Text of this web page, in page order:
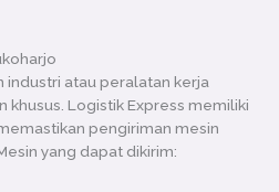
atau peralatan kerja
Logistik Express memiliki
pengiriman mesin
yang dapat dikirim: